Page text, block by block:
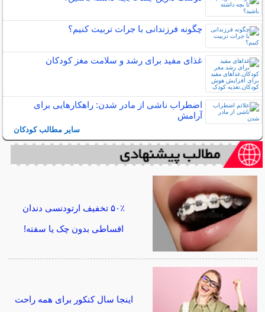
چگونه فرزندانی با جرات تربیت کنیم؟
غذای مفید برای رشد و سلامت مغز کودکان
اضطراب ناشی از مادر شدن: راهکارهایی برای
آرامش
سایر مطالب کودکان
۵۰٪ تخفیف ارتودنسی دندان
اقساطی بدون چک یا سفته!
اینجا سال کنکور برای همه راحت